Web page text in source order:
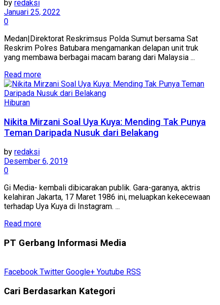
by redaksi
Januari 25, 2022
0
Medan|Direktorat Reskrimsus Polda Sumut bersama Sat
Reskrim Polres Batubara mengamankan delapan unit truk
yang membawa berbagai macam barang dari Malaysia ...
Read more
Hiburan
Nikita Mirzani Soal Uya Kuya: Mending Tak Punya
Teman Daripada Nusuk dari Belakang
by redaksi
Desember 6, 2019
0
Gi Media- kembali dibicarakan publik. Gara-garanya, aktris
kelahiran Jakarta, 17 Maret 1986 ini, meluapkan kekecewaan
terhadap Uya Kuya di Instagram. ...
Read more
PT Gerbang Informasi Media
Facebook Twitter Google+ Youtube RSS
Cari Berdasarkan Kategori